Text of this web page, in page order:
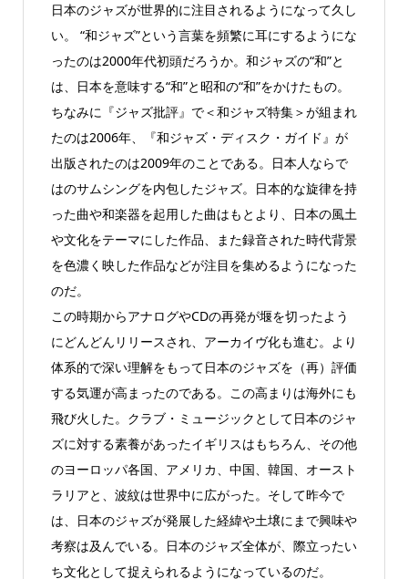
日本のジャズが世界的に注目されるようになって久し
い。 “和ジャズ”という言葉を頻繁に耳にするようにな
ったのは2000年代初頭だろうか。和ジャズの“和”と
は、日本を意味する“和”と昭和の“和”をかけたもの。
ちなみに『ジャズ批評』で＜和ジャズ特集＞が組まれ
たのは2006年、『和ジャズ・ディスク・ガイド』が
出版されたのは2009年のことである。日本人ならで
はのサムシングを内包したジャズ。日本的な旋律を持
った曲や和楽器を起用した曲はもとより、日本の風土
や文化をテーマにした作品、また録音された時代背景
を色濃く映した作品などが注目を集めるようになった
のだ。
この時期からアナログやCDの再発が堰を切ったよう
にどんどんリリースされ、アーカイヴ化も進む。より
体系的で深い理解をもって日本のジャズを（再）評価
する気運が高まったのである。この高まりは海外にも
飛び火した。クラブ・ミュージックとして日本のジャ
ズに対する素養があったイギリスはもちろん、その他
のヨーロッパ各国、アメリカ、中国、韓国、オースト
ラリアと、波紋は世界中に広がった。そして昨今で
は、日本のジャズが発展した経緯や土壌にまで興味や
考察は及んでいる。日本のジャズ全体が、際立ったい
ち文化として捉えられるようになっているのだ。